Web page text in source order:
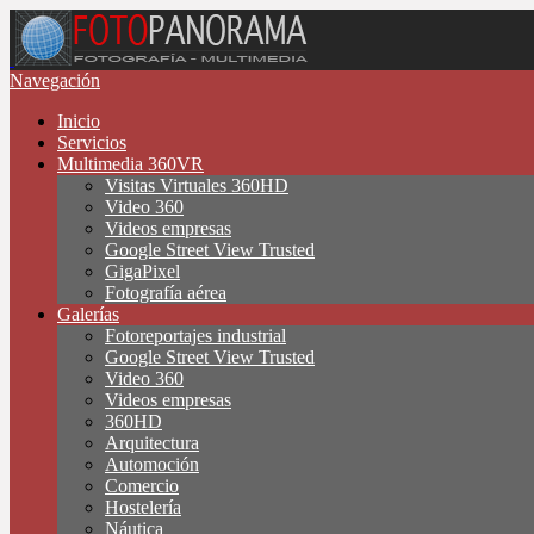
Navegación
Inicio
Servicios
Multimedia 360VR
Visitas Virtuales 360HD
Video 360
Videos empresas
Google Street View Trusted
GigaPixel
Fotografía aérea
Galerías
Fotoreportajes industrial
Google Street View Trusted
Video 360
Videos empresas
360HD
Arquitectura
Automoción
Comercio
Hostelería
Náutica